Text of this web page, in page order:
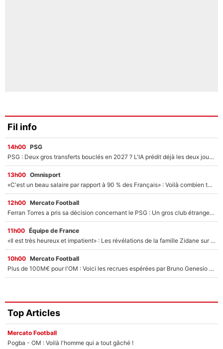
Fil info
14h00 PSG
PSG : Deux gros transferts bouclés en 2027 ? L'IA prédit déjà les deux joueurs qui pourraient rejoindre Luis Enrique !
13h00 Omnisport
«C'est un beau salaire par rapport à 90 % des Français» : Voilà combien touchait Nelson Monfort sur France Télévisions avant de rejoindre CNews
12h00 Mercato Football
Ferran Torres a pris sa décision concernant le PSG : Un gros club étranger prêt à relancer le feuilleton pour la signature du champion du monde 2026 !
11h00 Équipe de France
«Il est très heureux et impatient» : Les révélations de la famille Zidane sur sa prise de pouvoir en équipe de France !
10h00 Mercato Football
Plus de 100M€ pour l'OM : Voici les recrues espérées par Bruno Genesio et Grégory Lorenzi après l’opération dégraissage
Top Articles
Mercato Football
Pogba - OM : Voilà l'homme qui a tout gâché !